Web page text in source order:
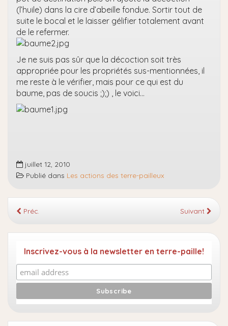
(l’huile) dans la cire d’abeille fondue. Sortir tout de
suite le bocal et le laisser gélifier totalement avant
de le refermer.
Je ne suis pas sûr que la décoction soit très
appropriée pour les propriétés sus-mentionnées, il
me reste à le vérifier, mais pour ce qui est du
baume, pas de soucis ;);) , le voici…
juillet 12, 2010
Publié dans Les actions des terre-pailleux
Préc. Suivant
Inscrivez-vous à la newsletter en terre-paille!